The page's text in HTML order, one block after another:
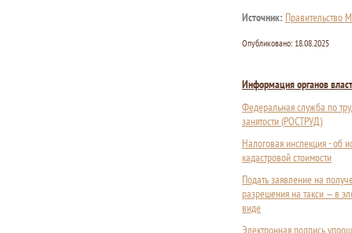
Источник: Правительство
Опубликовано: 18.08.2025
Информация органов
Федеральная служба по
занятости (РОСТРУД)
Налоговая инспекция - об
кадастровой стоимости
Подать заявление на
разрешения на такси — в
виде
Электронная подпись